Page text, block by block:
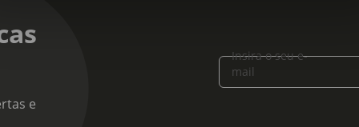
e
Insira o seu e-
mail